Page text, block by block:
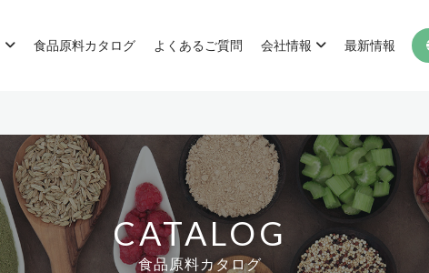
食品原料カタログ よくあるご質問 会社情報 最新情報
CATALOG
食品原料カタログ